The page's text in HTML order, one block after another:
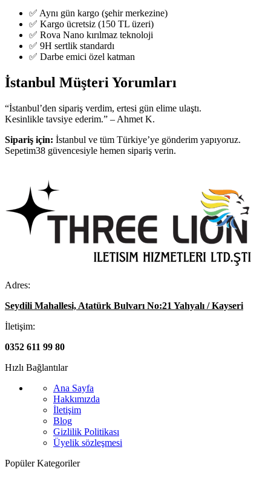
✅ Aynı gün kargo (şehir merkezine)
✅ Kargo ücretsiz (150 TL üzeri)
✅ Rova Nano kırılmaz teknoloji
✅ 9H sertlik standardı
✅ Darbe emici özel katman
İstanbul Müşteri Yorumları
“İstanbul’den sipariş verdim, ertesi gün elime ulaştı.
Kesinlikle tavsiye ederim.” – Ahmet K.
Sipariş için: İstanbul ve tüm Türkiye’ye gönderim yapıyoruz.
Sepetim38 güvencesiyle hemen sipariş verin.
Adres:
Seydili Mahallesi, Atatürk Bulvarı No:21 Yahyalı / Kayseri
İletişim:
0352 611 99 80
Hızlı Bağlantılar
Ana Sayfa
Hakkımızda
İletişim
Blog
Gizlilik Politikası
Üyelik sözleşmesi
Popüler Kategoriler